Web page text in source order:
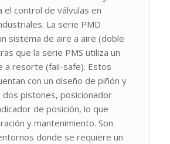
el control de válvulas en
La serie PMD
sistema de aire a aire (doble
que la serie PMS utiliza un
a resorte (fail-safe). Estos
con un diseño de piñón y
dos pistones, posicionador
de posición, lo que
y mantenimiento. Son
donde se requiere un